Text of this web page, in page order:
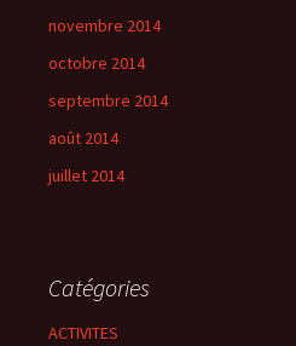
novembre 2014
octobre 2014
septembre 2014
août 2014
juillet 2014
Catégories
ACTIVITES